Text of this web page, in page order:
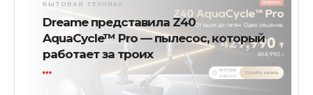
БЫТОВАЯ ТЕХНИКА
Dreame представила Z40
AquaCycle™ Pro — пылесос, который
работает за троих